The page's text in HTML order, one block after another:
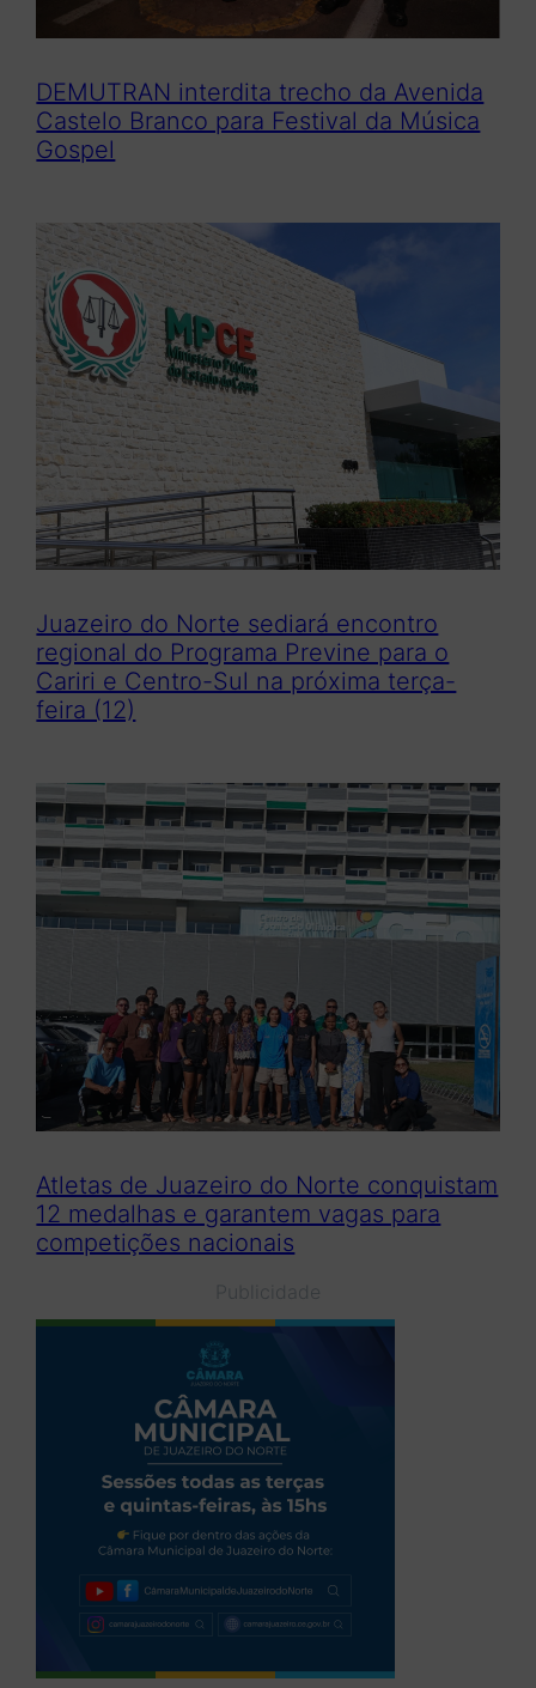
DEMUTRAN interdita trecho da Avenida
Castelo Branco para Festival da Música
Gospel
Juazeiro do Norte sediará encontro
regional do Programa Previne para o
Cariri e Centro-Sul na próxima terça-
feira (12)
Atletas de Juazeiro do Norte conquistam
12 medalhas e garantem vagas para
competições nacionais
Publicidade